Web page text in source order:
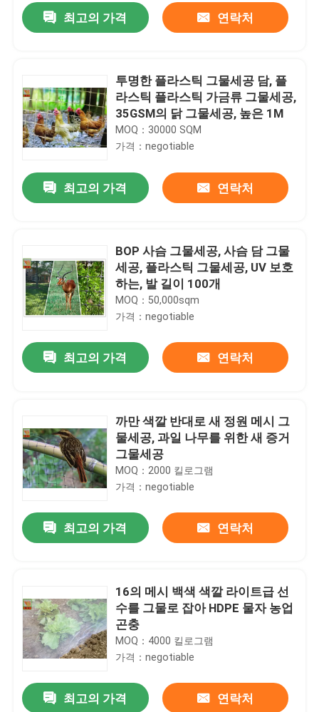
최고의 가격 연락처
투명한 플라스틱 그물세공 담, 플
라스틱 플라스틱 가금류 그물세공,
35GSM의 닭 그물세공, 높은 1M
MOQ：30000 SQM
가격：negotiable
최고의 가격 연락처
BOP 사슴 그물세공, 사슴 담 그물
세공, 플라스틱 그물세공, UV 보호
하는, 발 길이 100개
MOQ：50,000sqm
가격：negotiable
최고의 가격 연락처
까만 색깔 반대로 새 정원 메시 그
물세공, 과일 나무를 위한 새 증거
그물세공
MOQ：2000 킬로그램
가격：negotiable
최고의 가격 연락처
16의 메시 백색 색깔 라이트급 선
수를 그물로 잡아 HDPE 물자 농업
곤충
MOQ：4000 킬로그램
가격：negotiable
최고의 가격 연락처